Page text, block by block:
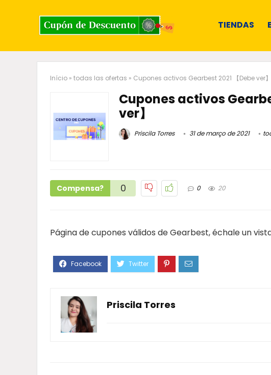
TIENDAS
Início » todas las ofertas » Cupones activos Gearbest 2021 【Debe ver】
Cupones activos
ver】
Priscila Torres 31 de março de 2021
Compensa? 0 0 20
Página de cupones válidos de Gearbest, échale un
Priscila Torres